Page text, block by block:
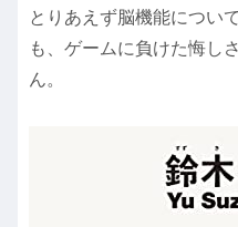
とりあえず脳機能につい
も、ゲームに負けた悔し
ん。